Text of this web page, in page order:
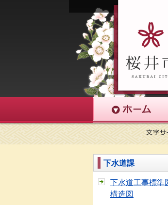
下水道課
下水道工事標準
構造図